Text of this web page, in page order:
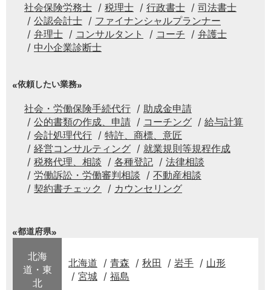
社会保険労務士 税理士 行政書士
司法書士
公認会計士
ファイナンシャルプランナー
弁理士
コンサルタント コーチ
弁護士
中小企業診断士
依頼したい業務
社会・労働保険手続代行
助成金申請
公的書類の作成、申請
コーチング
給与計算
会計処理代行
特許、商標、意匠
経営コンサルティング
就業規則等規程作成
税務代理、相談
各種登記
法律相談
労働訴訟・労働審判相談
不動産相談
契約書チェック
カウンセリング
都道府県
北海
道・東
北
北海道 青森 秋田 岩手
山形
宮城
福島